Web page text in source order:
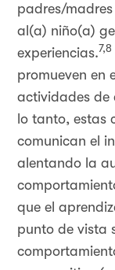
padres/
al(a) niño(a)
experiencias.7,8
promueven en
actividades de
lo tanto, estas
comunican el
alentando la
que el
punto de vista